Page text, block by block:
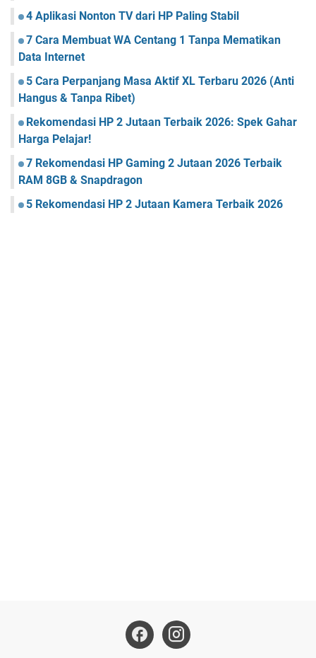
4 Aplikasi Nonton TV dari HP Paling Stabil
7 Cara Membuat WA Centang 1 Tanpa Mematikan
Data Internet
5 Cara Perpanjang Masa Aktif XL Terbaru 2026 (Anti
Hangus & Tanpa Ribet)
Rekomendasi HP 2 Jutaan Terbaik 2026: Spek Gahar
Harga Pelajar!
7 Rekomendasi HP Gaming 2 Jutaan 2026 Terbaik
RAM 8GB & Snapdragon
5 Rekomendasi HP 2 Jutaan Kamera Terbaik 2026